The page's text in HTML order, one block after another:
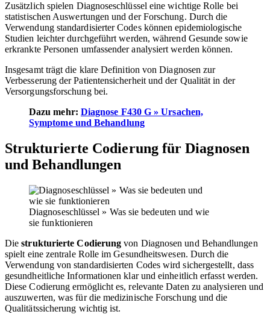
Zusätzlich spielen Diagnoseschlüssel eine wichtige Rolle bei
statistischen Auswertungen und der Forschung. Durch die
Verwendung standardisierter Codes können epidemiologische
Studien leichter durchgeführt werden, während Gesunde sowie
erkrankte Personen umfassender analysiert werden können.
Insgesamt trägt die klare Definition von Diagnosen zur
Verbesserung der Patientensicherheit und der Qualität in der
Versorgungsforschung bei.
Dazu mehr: Diagnose F430 G » Ursachen,
Symptome und Behandlung
Strukturierte Codierung für Diagnosen
und Behandlungen
Diagnoseschlüssel » Was sie bedeuten und wie
sie funktionieren
Diestrukturierte Codierung von Diagnosen und Behandlungen
spielt eine zentrale Rolle im Gesundheitswesen. Durch die
Verwendung von standardisierten Codes wird sichergestellt, dass
gesundheitliche Informationen klar und einheitlich erfasst werden.
Diese Codierung ermöglicht es, relevante Daten zu analysieren und
auszuwerten, was für die medizinische Forschung und die
Qualitätssicherung wichtig ist.